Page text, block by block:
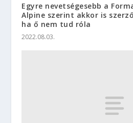
Egyre nevetségesebb a
Alpine szerint akkor is
ha ő nem tud róla
2022.08.03.